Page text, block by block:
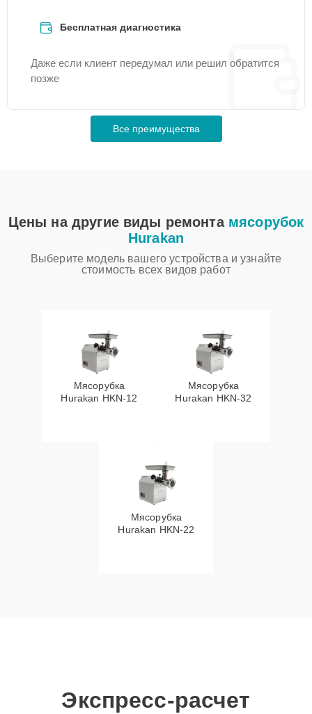
Бесплатная диагностика
Даже если клиент передумал или решил обратится
позже
Все преимущества
Цены на другие виды ремонта мясорубок
Hurakan
Выберите модель вашего устройства и узнайте
стоимость всех видов работ
Мясорубка
Hurakan HKN‑12
Мясорубка
Hurakan HKN‑32
Мясорубка
Hurakan HKN‑22
Экспресс-расчет